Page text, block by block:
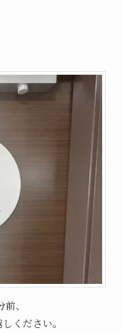
、
ください。